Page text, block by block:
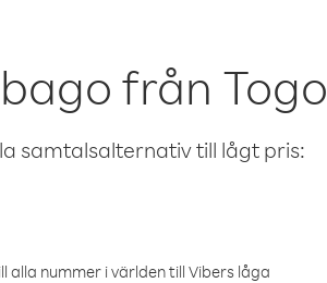
från Togo
samtalsalternativ till lågt pris:
nummer i världen till Vibers låga